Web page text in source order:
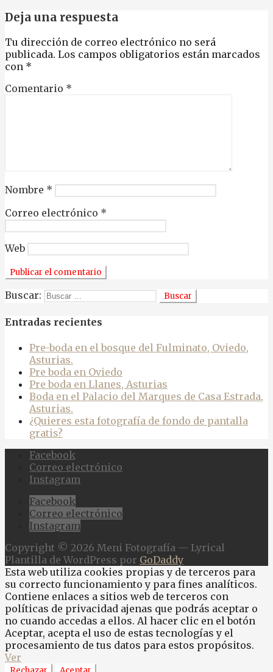
Deja una respuesta
Tu dirección de correo electrónico no será
publicada. Los campos obligatorios están marcados
con *
Comentario *
Nombre *
Correo electrónico *
Web
Buscar:
Entradas recientes
Pre-boda en el bosque del Fulminato, Oviedo,
Asturias.
Pre boda en Oviedo
Pre boda en Llanes, Asturias
Boda en el Palacio del Marques de Casa Estrada,
Asturias.
¿Quieres esta fotografía de fondo de pantalla
gratis?
Facebook
Correo electrónico
Instagram
Facebook
Correo electrónico
Instagram
Copyright © 2026 Meni Fotografía — Lyrical
Plantilla de WordPress por GoDaddy
Esta web utiliza cookies propias y de terceros para
su correcto funcionamiento y para fines analíticos.
Contiene enlaces a sitios web de terceros con
políticas de privacidad ajenas que podrás aceptar o
no cuando accedas a ellos. Al hacer clic en el botón
Aceptar, acepta el uso de estas tecnologías y el
procesamiento de tus datos para estos propósitos.
Ver